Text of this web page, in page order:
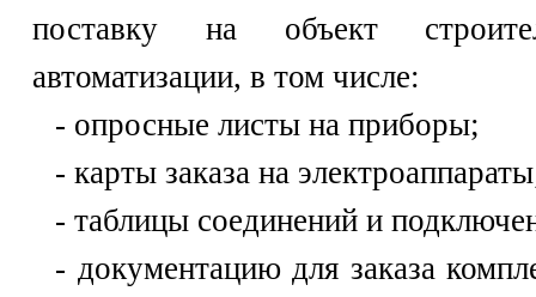
поставку на объект
автоматизации, в том числе:
- опросные листы на приборы;
- карты заказа на
- таблицы соединений и
- документацию для заказа